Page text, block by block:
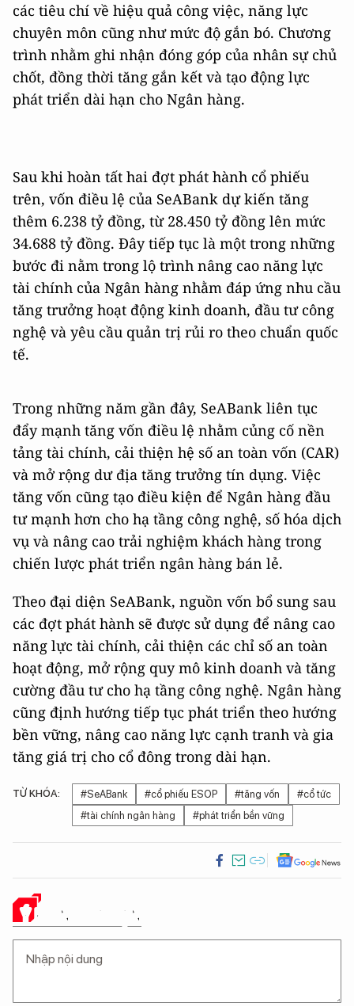
các tiêu chí về hiệu quả công việc, năng lực
chuyên môn cũng như mức độ gắn bó. Chương
trình nhằm ghi nhận đóng góp của nhân sự chủ
chốt, đồng thời tăng gắn kết và tạo động lực
phát triển dài hạn cho Ngân hàng.
Sau khi hoàn tất hai đợt phát hành cổ phiếu
trên, vốn điều lệ của SeABank dự kiến tăng
thêm 6.238 tỷ đồng, từ 28.450 tỷ đồng lên mức
34.688 tỷ đồng. Đây tiếp tục là một trong những
bước đi nằm trong lộ trình nâng cao năng lực
tài chính của Ngân hàng nhằm đáp ứng nhu cầu
tăng trưởng hoạt động kinh doanh, đầu tư công
nghệ và yêu cầu quản trị rủi ro theo chuẩn quốc
tế.
Trong những năm gần đây, SeABank liên tục
đẩy mạnh tăng vốn điều lệ nhằm củng cố nền
tảng tài chính, cải thiện hệ số an toàn vốn (CAR)
và mở rộng dư địa tăng trưởng tín dụng. Việc
tăng vốn cũng tạo điều kiện để Ngân hàng đầu
tư mạnh hơn cho hạ tầng công nghệ, số hóa dịch
vụ và nâng cao trải nghiệm khách hàng trong
chiến lược phát triển ngân hàng bán lẻ.
Theo đại diện SeABank, nguồn vốn bổ sung sau
các đợt phát hành sẽ được sử dụng để nâng cao
năng lực tài chính, cải thiện các chỉ số an toàn
hoạt động, mở rộng quy mô kinh doanh và tăng
cường đầu tư cho hạ tầng công nghệ. Ngân hàng
cũng định hướng tiếp tục phát triển theo hướng
bền vững, nâng cao năng lực cạnh tranh và gia
tăng giá trị cho cổ đông trong dài hạn.
TỪ KHÓA: #SeABank #cổ phiếu ESOP #tăng vốn
#cổ tức
#tài chính ngân hàng
#phát triển bền vững
Ý KIẾN CỦA BẠN